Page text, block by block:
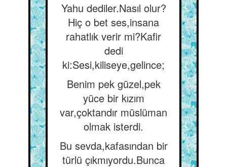
Yahu dediler.Nasıl olur?
Hiç o bet ses,insana
rahatlık verir mi?Kafir
dedi
ki:Sesi,kiliseye,gelince;
Benim pek güzel,pek
yüce bir kızım
var,çoktandır müslüman
olmak isterdi.
Bu sevda,kafasından bir
türlü çıkmıyordu.Bunca